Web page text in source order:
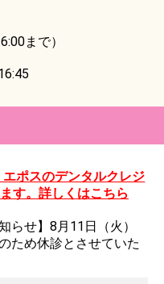
まで）
ポスのデンタルクレジ
す。詳しくはこちら
らせ】8月11日（火）
ため休診とさせていた